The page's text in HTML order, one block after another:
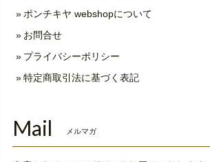
ポンチキヤ webshopについて
お問合せ
プライバシーポリシー
特定商取引法に基づく表記
Mail メルマガ